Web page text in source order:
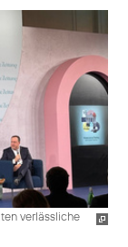
verlässliche